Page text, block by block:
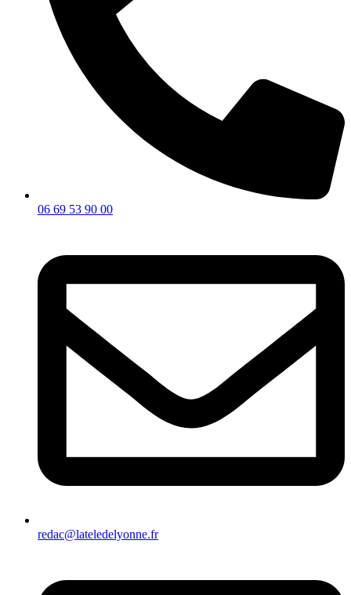
06 69 53 90 00
redac@lateledelyonne.fr